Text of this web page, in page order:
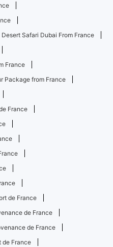
Desert Safari Dubai From France
France
Package from France
France
de France
de France
de France
de France